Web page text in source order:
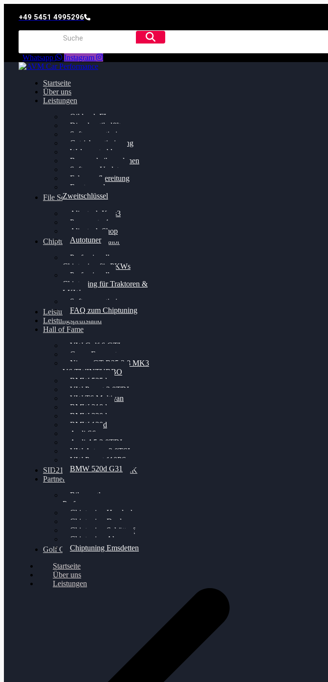
+49 5451 4995296
Whatsapp Instagram
Startseite
Über uns
Leistungen
Oildruck FIx
Dieselpartikelfilter
Softwareoptimierung
Getriebeoptimierung
Walnussstrahlen
Bremsscheiben planen
Software Update
Felgenaufbereitung
Ersatz- und
Zweitschlüssel
File Service
Alientech Kess3
Powergate 4
Alientech Shop
Autotuner
Chiptuning Konfigurator
Professionelles
Chiptuning für PKWs
Professionelles
Chiptuning für Traktoren &
LKW
Softwareoptimierung
FAQ zum Chiptuning
Leistungsmessung
Leistungsprüfstand
Hall of Fame
VW Golf 6 GTI
Cupra Formentor
Nissan GT-R35 3.8 MK3
V6 TWINTURBO
BMW 525d
VW Passat 2.0TDI
VW T6 Multivan
BMW 318d
BMW 320d
BMW 120d
Audi S6
Audi A5 3.0TDI
VW Arteon 2.0TSI
VW Passat 110PS
BMW 520d G31
SID212 / 212EVO UNLOCK
Partner
Bilgenroth
Performance
Chiptuning Herzlacke
Chiptuning Duelmen
Chiptuning Schüttorf
Chiptuning Ahaus
Chiptuning Emsdetten
Golf Gewinnspiel
Startseite
Über uns
Leistungen